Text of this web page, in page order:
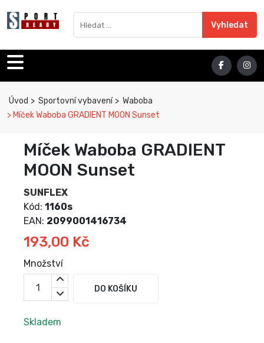
Sport Ready
Vyhledat
Úvod Sportovní vybavení
Waboba
Míček Waboba GRADIENT MOON Sunset
Míček Waboba GRADIENT
MOON Sunset
SUNFLEX
Kód: 1160s
EAN: 2099001416734
193,00 Kč
Množství
DO KOŠÍKU
Skladem